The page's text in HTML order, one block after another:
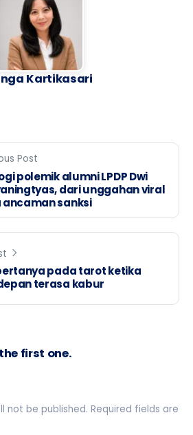
Kartikasari
Post
polemik alumni LPDP Dwi
dari unggahan viral
ancaman sanksi
pada tarot ketika
terasa kabur
first one.
not be published. Required fields are